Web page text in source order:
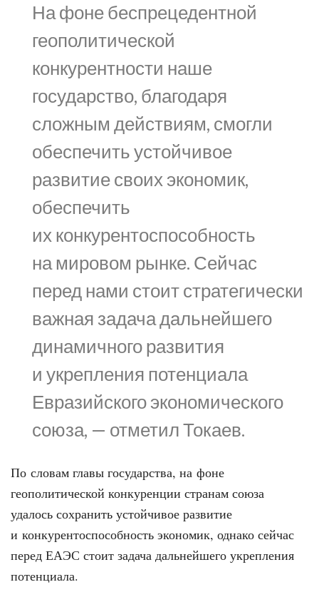
На фоне беспрецедентной
геополитической
конкурентности наше
государство, благодаря
сложным действиям, смогли
обеспечить устойчивое
развитие своих экономик,
обеспечить
их конкурентоспособность
на мировом рынке. Сейчас
перед нами стоит стратегически
важная задача дальнейшего
динамичного развития
и укрепления потенциала
Евразийского экономического
союза, — отметил Токаев.
По словам главы государства, на фоне
геополитической конкуренции странам союза
удалось сохранить устойчивое развитие
и конкурентоспособность экономик, однако сейчас
перед ЕАЭС стоит задача дальнейшего укрепления
потенциала.